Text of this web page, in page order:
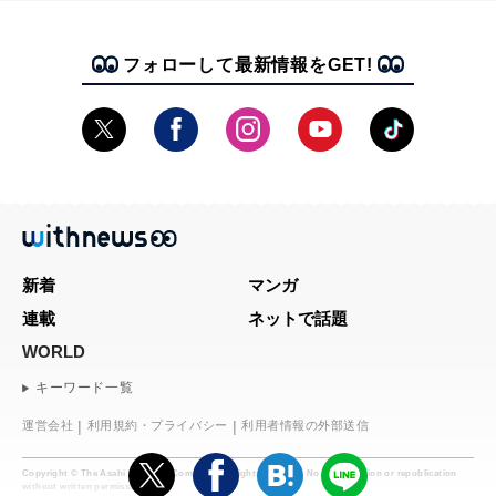
フォローして最新情報をGET!
Copyright © The Asahi Shimbun Company. All rights reserved. No reproduction or republication
without written permission.
新着
マンガ
連載
ネットで話題
WORLD
キーワード一覧
運営会社 利用規約・プライバシー 利用者情報の外部送信